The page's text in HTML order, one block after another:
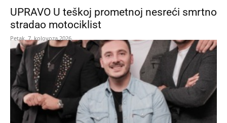
UPRAVO U teškoj prometnoj nesreći smrtno
stradao motociklist
Petak, 7. kolovoza 2026.